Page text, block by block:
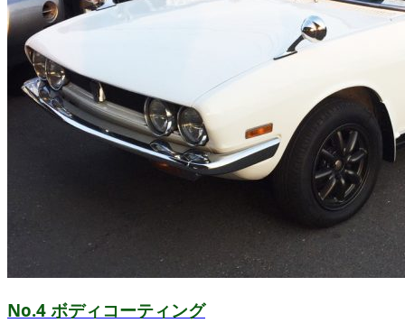
No.4 ボディコーティング